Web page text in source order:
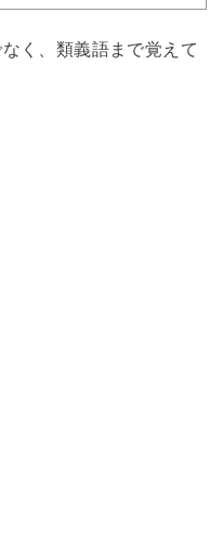
く、類義語まで覚えて